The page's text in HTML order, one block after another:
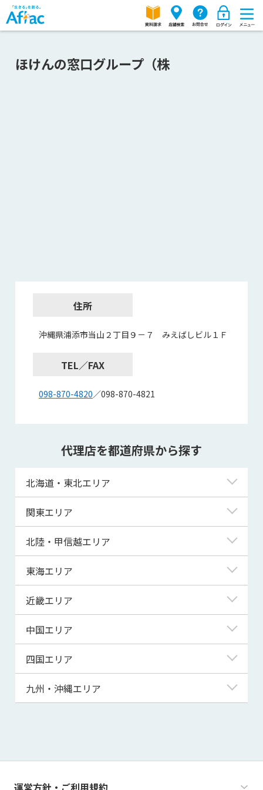
ほけんの窓口グループ（株
住所
沖縄県浦添市当山２丁目９－７ みえばしビル１Ｆ
TEL／FAX
098-870-4820／098-870-4821
代理店を都道府県から探す
北海道・東北エリア
北海道
青森県
宮城県
秋田県
山形県
関東エリア
東京都
神奈川県
埼玉県
千葉県
茨城県
群馬県
北陸・甲信越エリア
新潟県
富山県
福井県
山梨県
長野県
東海エリア
岐阜県
静岡県
三重県
近畿エリア
滋賀県
京都府
大阪府
兵庫県
和歌山県
中国エリア
鳥取県
島根県
山口県
四国エリア
徳島県
高知県
九州・沖縄エリア
運営方針・ご利用規約